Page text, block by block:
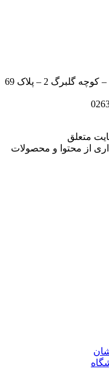
آدرس: کرج – میدان والفجر – خیابان یکتا – کوچه گلبرگ 2 – پلاک 69
محتوا و محصولات